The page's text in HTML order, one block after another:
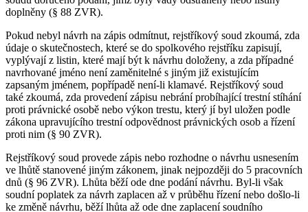
doplněny (§ 88 ZVR).
Pokud nebyl návrh na zápis odmítnut, rejstříkový soud zkoumá, zda
údaje o skutečnostech, které se do spolkového rejstříku zapisují,
vyplývají z listin, které mají být k návrhu doloženy, a zda případné
navrhované jméno není zaměnitelné s jiným již existujícím
zapsaným jménem, popřípadě není-li klamavé. Rejstříkový soud
také zkoumá, zda provedení zápisu nebrání probíhající trestní stíhání
proti právnické osobě nebo výkon trestu, který jí byl uložen podle
zákona upravujícího trestní odpovědnost právnických osob a řízení
proti nim (§ 90 ZVR).
Rejstříkový soud provede zápis nebo rozhodne o návrhu usnesením
ve lhůtě stanovené jiným zákonem, jinak nejpozději do 5 pracovních
dnů (§ 96 ZVR). Lhůta běží ode dne podání návrhu. Byl-li však
soudní poplatek za návrh zaplacen až v průběhu řízení nebo došlo-li
ke změně návrhu, běží lhůta až ode dne zaplacení soudního